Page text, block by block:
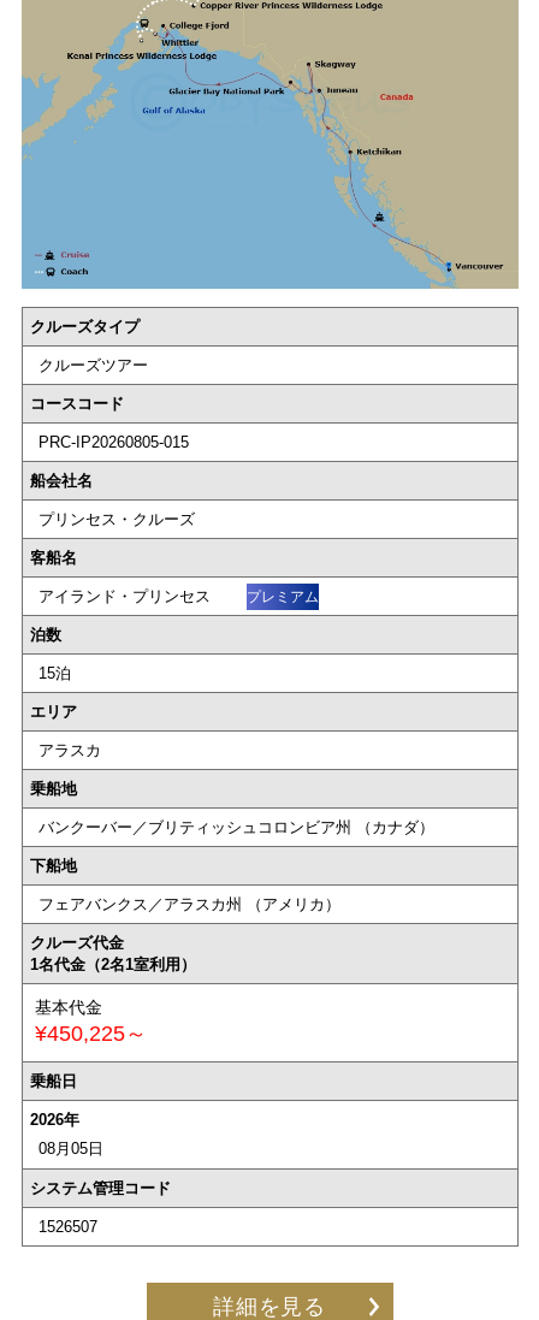
クルーズタイプ
クルーズツアー
コースコード
PRC-IP20260805-015
船会社名
プリンセス・クルーズ
客船名
アイランド・プリンセス プレミアム
泊数
15泊
エリア
アラスカ
乗船地
バンクーバー／ブリティッシュコロンビア州 （カナダ）
下船地
フェアバンクス／アラスカ州 （アメリカ）
クルーズ代金
1名代金（2名1室利用）
基本代金
¥450,225～
乗船日
2026年
08月05日
システム管理コード
1526507
詳細を見る